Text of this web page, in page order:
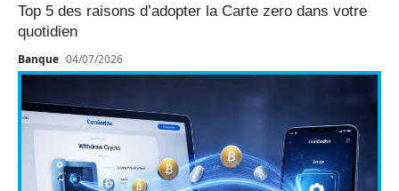
Top 5 des raisons d’adopter la Carte zero dans votre
quotidien
Banque 04/07/2026